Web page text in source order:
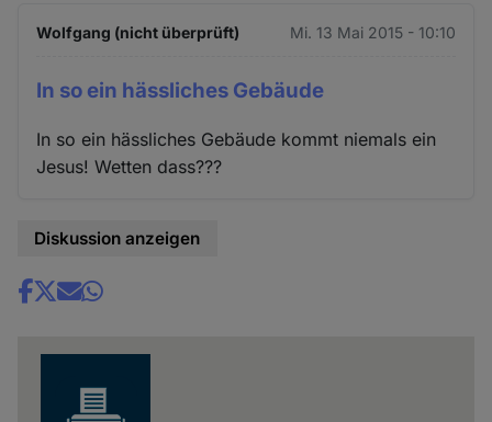
Wolfgang (nicht überprüft) Mi. 13 Mai 2015 - 10:10
In so ein hässliches Gebäude
In so ein hässliches Gebäude kommt niemals ein
Jesus! Wetten dass???
Diskussion anzeigen
Share